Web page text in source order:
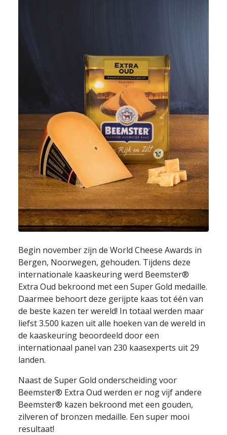
Begin november zijn de World Cheese Awards in
Bergen, Noorwegen, gehouden. Tijdens deze
internationale kaaskeuring werd Beemster®
Extra Oud bekroond met een Super Gold medaille.
Daarmee behoort deze gerijpte kaas tot één van
de beste kazen ter wereld! In totaal werden maar
liefst 3.500 kazen uit alle hoeken van de wereld in
de kaaskeuring beoordeeld door een
internationaal panel van 230 kaasexperts uit 29
landen.
Naast de Super Gold onderscheiding voor
Beemster® Extra Oud werden er nog vijf andere
Beemster® kazen bekroond met een gouden,
zilveren of bronzen medaille. Een super mooi
resultaat!